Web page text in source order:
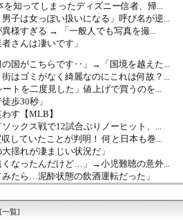
知ってしまったディズニー信者、帰...
子は女っぽい扱いになる」呼び名が逆...
様すぎる → 「一般人でも写真を撮...
さんは凄いです」
の国がこちらです‥」→「国境を越えた...
はゴミがなく綺麗なのにこれは何故？...
トを二度見した」値上げで買うのを...
歩30秒」
す【MLB】
ックス戦で12試合ぶりノーヒット、...
していたことが判明！ 何と日本も巻...
揺れが凄まじい状況だ」
くなったんだけど…」→小児難聴の意外...
たら…泥酔状態の飲酒運転だった」
射剤を開発。これこそノーベル賞だろ...
席のみ獲得し『全て私の責任』と頭...
[一覧]